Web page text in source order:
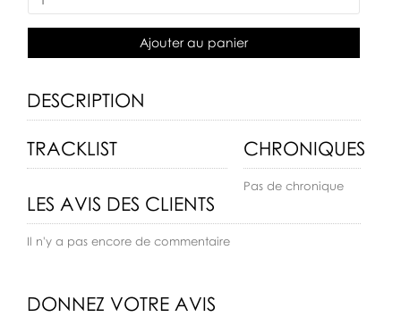
Ajouter au panier
DESCRIPTION
TRACKLIST CHRONIQUES
Pas de chronique
LES AVIS DES CLIENTS
Il n'y a pas encore de commentaire
DONNEZ VOTRE AVIS